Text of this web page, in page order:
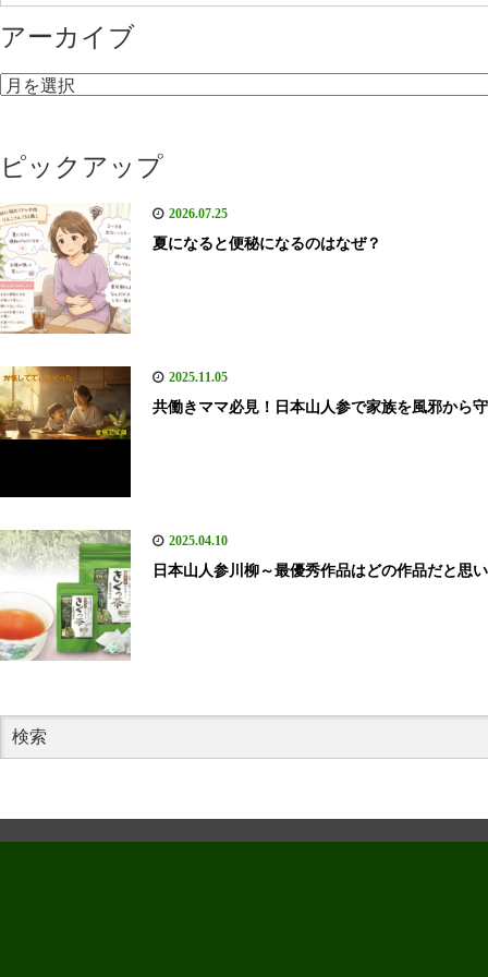
アーカイブ
ア
イ
ブ
ピックアップ
2026.07.25
夏になると便秘になるのはなぜ？
2025.11.05
共働きママ必見！日本山人参で家族を風邪から
2025.04.10
日本山人参川柳～最優秀作品はどの作品だと思